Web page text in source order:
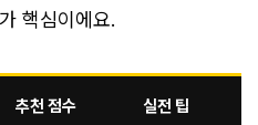
핵심이에요.
추천 점수 실전 팁